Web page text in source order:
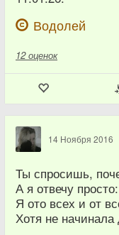
Водолей
12 оценок
14 Ноября 2016
Ты спросишь,
А я отвечу
Я ото всех и от
Хотя не